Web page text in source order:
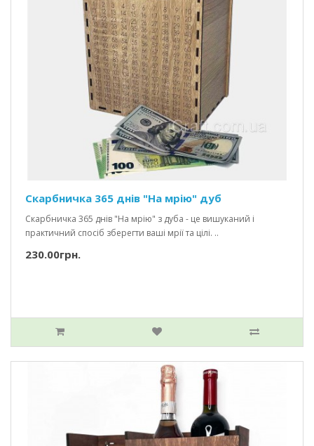
Скарбничка 365 днів "На мрію" дуб
Скарбничка 365 днів "На мрію" з дуба - це вишуканий і
практичний спосіб зберегти ваші мрії та цілі. ..
230.00грн.